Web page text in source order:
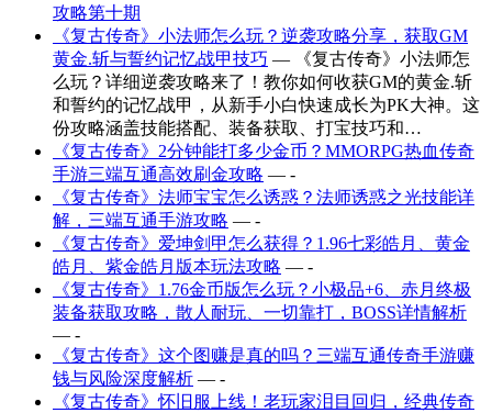
攻略第十期
《复古传奇》小法师怎么玩？逆袭攻略分享，获取GM
黄金.斩与誓约记忆战甲技巧 — 《复古传奇》小法师怎
么玩？详细逆袭攻略来了！教你如何收获GM的黄金.斩
和誓约的记忆战甲，从新手小白快速成长为PK大神。这
份攻略涵盖技能搭配、装备获取、打宝技巧和…
《复古传奇》2分钟能打多少金币？MMORPG热血传奇
手游三端互通高效刷金攻略 — -
《复古传奇》法师宝宝怎么诱惑？法师诱惑之光技能详
解，三端互通手游攻略 — -
《复古传奇》爱坤剑甲怎么获得？1.96七彩皓月、黄金
皓月、紫金皓月版本玩法攻略 — -
《复古传奇》1.76金币版怎么玩？小极品+6、赤月终极
装备获取攻略，散人耐玩、一切靠打，BOSS详情解析
— -
《复古传奇》这个图赚是真的吗？三端互通传奇手游赚
钱与风险深度解析 — -
《复古传奇》怀旧服上线！老玩家泪目回归，经典传奇